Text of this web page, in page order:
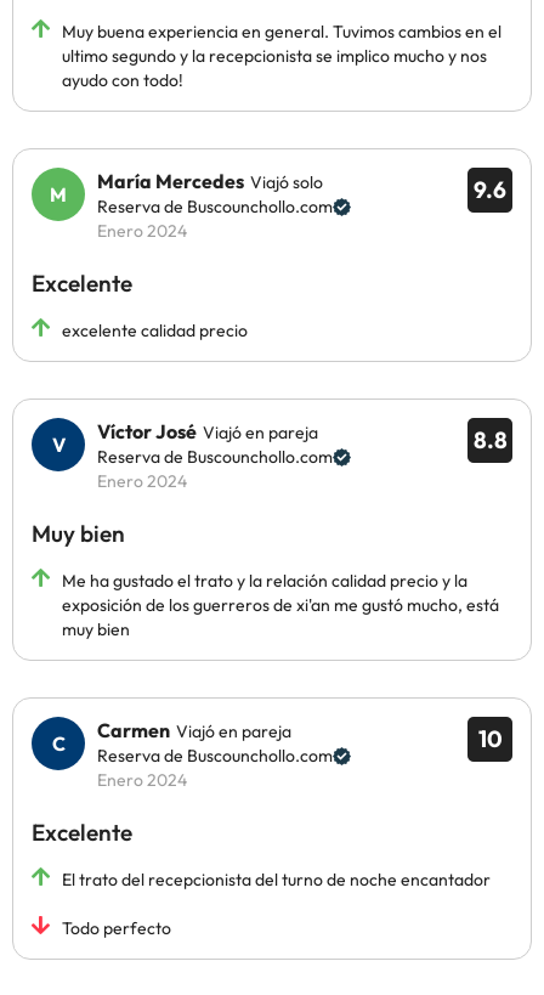
Muy buena experiencia en general. Tuvimos cambios en el
ultimo segundo y la recepcionista se implico mucho y nos
ayudo con todo!
9.6
María Mercedes Viajó solo
Reserva de Buscounchollo.com
Enero 2024
Excelente
excelente calidad precio
8.8
Víctor José Viajó en pareja
Reserva de Buscounchollo.com
Enero 2024
Muy bien
Me ha gustado el trato y la relación calidad precio y la
exposición de los guerreros de xi'an me gustó mucho, está
muy bien
10
Carmen Viajó en pareja
Reserva de Buscounchollo.com
Enero 2024
Excelente
El trato del recepcionista del turno de noche encantador
Todo perfecto